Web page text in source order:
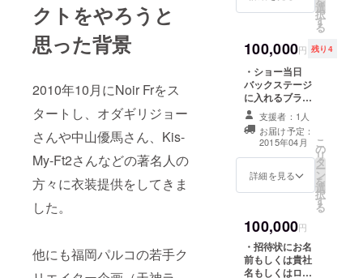
クトをやろうと
思った背景
2010年10月にNoir Frをス
タートし、オダギリジョー
さんや中山優馬さん、Kis-
My-Ft2さんなどの著名人の
方々に衣装提供をしてきま
した。
他にも福岡パルコの若手ク
催、3月上旬発送
で実際にモデル
が着用したお好
きなアイテムを1
点 ・ショーの
DVD ・直筆のお
礼状
選
択
す
る
100,000円 残り4
・ショー当日
バックステージ
に入れるブラン
ドパスを配布
（2015年3月16
日から21日の間
で渋谷にて開
催、3月上旬発送
予定） ・ショー
きなアイテムを1
点 ・ショーの
DVD ・直筆のお
礼状
支援者：1人
お届け予定：
2015年04月
詳細を見る
こ
の
リ
タ
ー
ン
を
選
択
す
る
100,000円
・招待状にお名
前もしくは貴社
名もしくはロゴ